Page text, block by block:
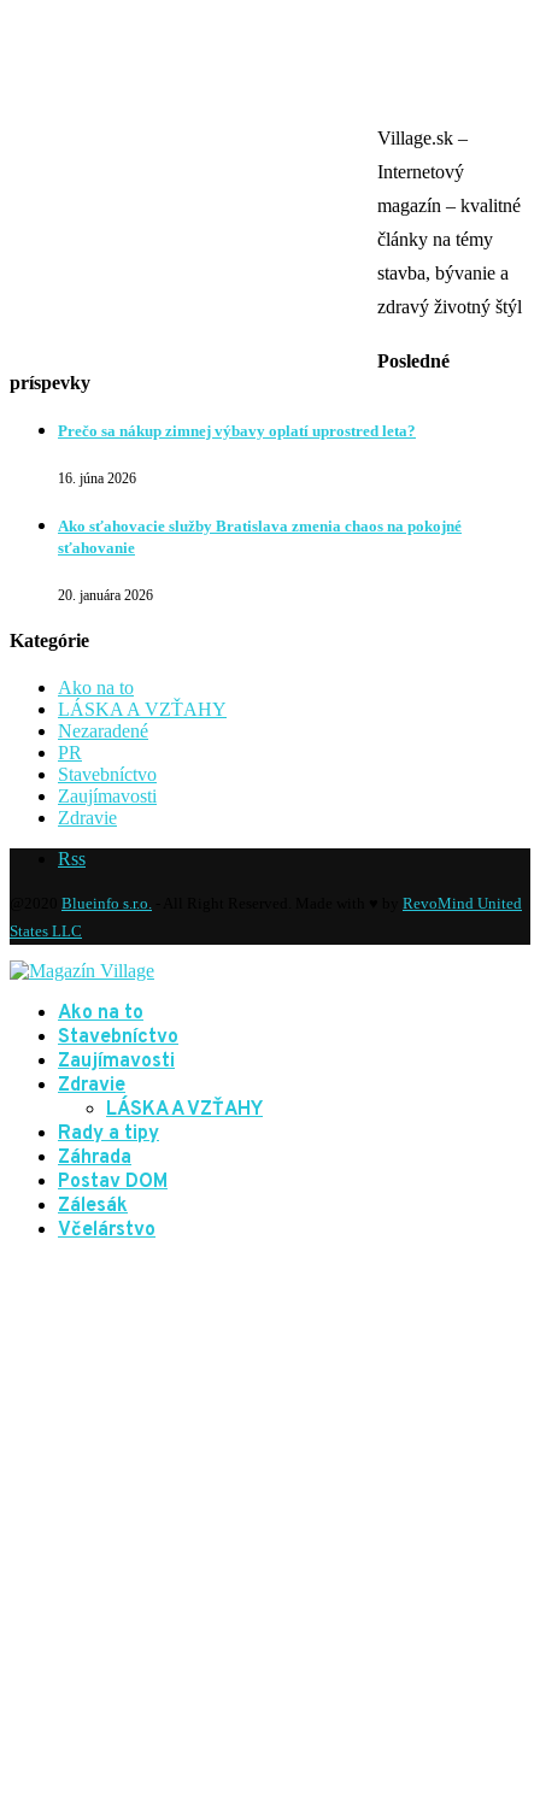
Village.sk –
Internetový
magazín – kvalitné
články na témy
stavba, bývanie a
zdravý životný štýl
Posledné
príspevky
Prečo sa nákup zimnej výbavy oplatí uprostred leta?
16. júna 2026
Ako sťahovacie služby Bratislava zmenia chaos na pokojné
sťahovanie
20. januára 2026
Kategórie
Ako na to
LÁSKA A VZŤAHY
Nezaradené
PR
Stavebníctvo
Zaujímavosti
Zdravie
Rss
Blueinfo s.r.o.
RevoMind United
States LLC
Ako na to
Stavebníctvo
Zaujímavosti
Zdravie
LÁSKA A VZŤAHY
Rady a tipy
Záhrada
Postav DOM
Zálesák
Včelárstvo